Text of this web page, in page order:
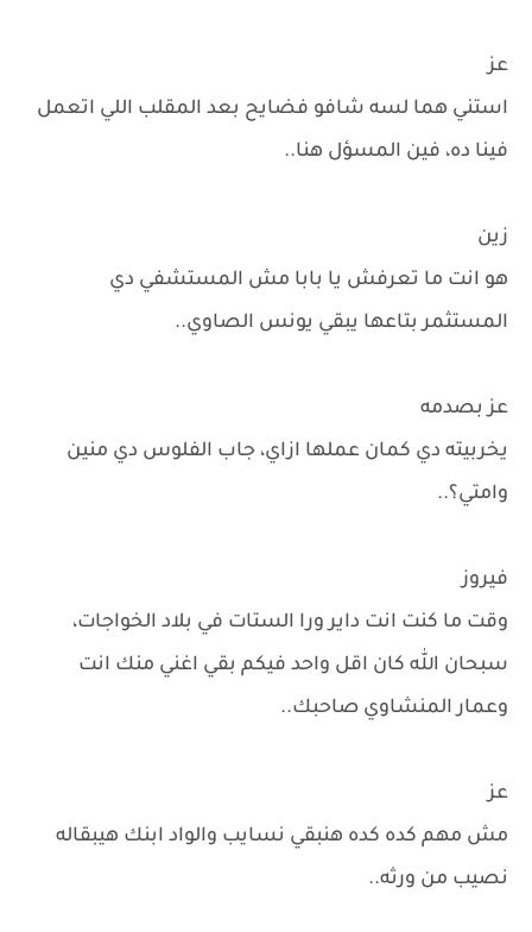
عز
استني هما لسه شافو فضايح بعد المقلب اللي اتعمل
فينا ده، فين المسؤل هنا..
زين
هو انت ما تعرفش يا بابا مش المستشفي دي
المستثمر بتاعها يبقي يونس الصاوي..
عز بصدمه
يخربيته دي كمان عملها ازاي، جاب الفلوس دي منين
وامتي؟..
فيروز
وقت ما كنت انت داير ورا الستات في بلاد الخواجات،
سبحان الله كان اقل واحد فيكم بقي اغني منك انت
وعمار المنشاوي صاحبك..
عز
مش مهم كده كده هنبقي نسايب والواد ابنك هيبقاله
نصيب من ورثه..